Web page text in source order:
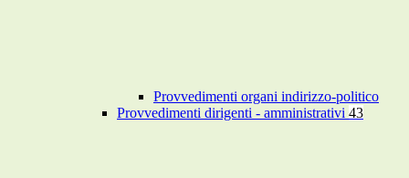
Provvedimenti organi indirizzo-politico
Provvedimenti dirigenti - amministrativi 43